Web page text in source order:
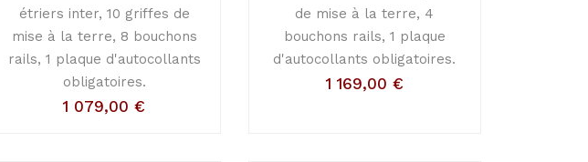
étriers inter, 10 griffes de
mise à la terre, 8 bouchons
rails, 1 plaque d'autocollants
obligatoires.
1 079,00 €
de mise à la terre, 4
bouchons rails, 1 plaque
d'autocollants obligatoires.
1 169,00 €